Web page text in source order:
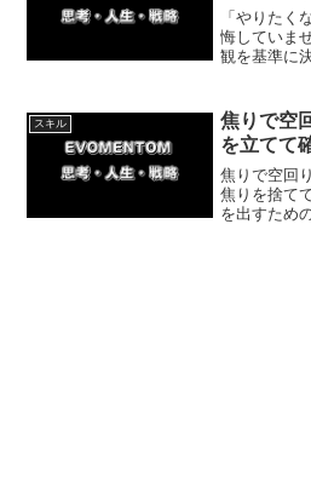
「やりたく
悔していま
観を基準に
体験談も紹
スキル
焦りで空
を立てて
焦りで空回
焦りを捨て
を出すため